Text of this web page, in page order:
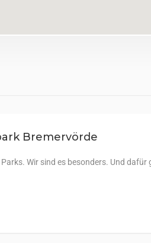
Bremervörde
Wir sind es besonders. Und dafür